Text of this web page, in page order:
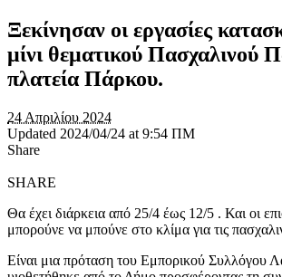
Ξεκίνησαν οι εργασίες
μίνι θεματικού Πασχαλινού
πλατεία Πάρκου.
24 Απριλίου 2024
Updated 2024/04/24 at 9:54 ΠΜ
Share
SHARE
Θα έχει διάρκεια από 25/4 έως 12/5 . Και οι
μπορούνε να μπούνε στο κλίμα για τις
Είναι μια πρόταση του Εμπορικού Συλλόγου